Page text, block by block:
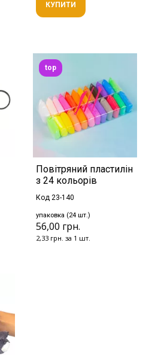
КУПИТИ
Повітряний пластилін
з 24 кольорів
Код 23-140
упаковка (24 шт.)
56,00 грн.
2,33 грн. за 1 шт.
top